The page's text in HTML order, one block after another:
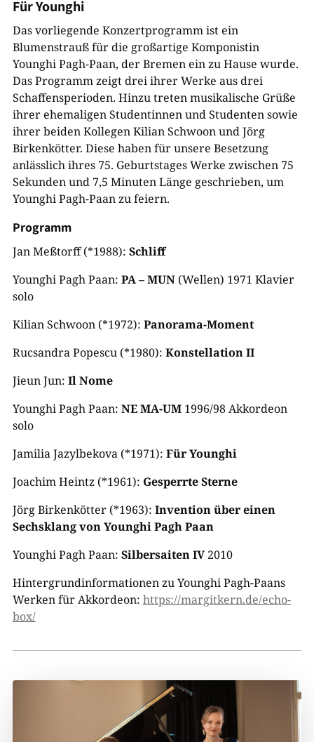
Für Younghi
Das vorliegende Konzertprogramm ist ein
Blumenstrauß für die großartige Komponistin
Younghi Pagh-Paan, der Bremen ein zu Hause wurde.
Das Programm zeigt drei ihrer Werke aus drei
Schaffensperioden. Hinzu treten musikalische Grüße
ihrer ehemaligen Studentinnen und Studenten sowie
ihrer beiden Kollegen Kilian Schwoon und Jörg
Birkenkötter. Diese haben für unsere Besetzung
anlässlich ihres 75. Geburtstages Werke zwischen 75
Sekunden und 7,5 Minuten Länge geschrieben, um
Younghi Pagh-Paan zu feiern.
Programm
Jan Meßtorff (*1988): Schliff
Younghi Pagh Paan: PA – MUN (Wellen) 1971 Klavier
solo
Kilian Schwoon (*1972): Panorama-Moment
Rucsandra Popescu (*1980): Konstellation II
Jieun Jun: Il Nome
Younghi Pagh Paan: NE MA-UM 1996/98 Akkordeon
solo
Jamilia Jazylbekova (*1971): Für Younghi
Joachim Heintz (*1961): Gesperrte Sterne
Jörg Birkenkötter (*1963): Invention über einen
Sechsklang von Younghi Pagh Paan
Younghi Pagh Paan: Silbersaiten IV 2010
Hintergrundinformationen zu Younghi Pagh-Paans
Werken für Akkordeon: https://margitkern.de/echo-
box/